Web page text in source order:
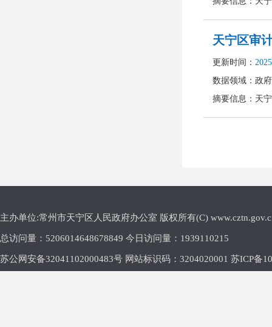
主办单位:常州市天宁区人民政府办公室 版权所有(C)
总访问量： 5206014648678849 今日访问量： 1939110215
苏公网安备32041102000483号 网站标识码：3204020001 苏ICP备